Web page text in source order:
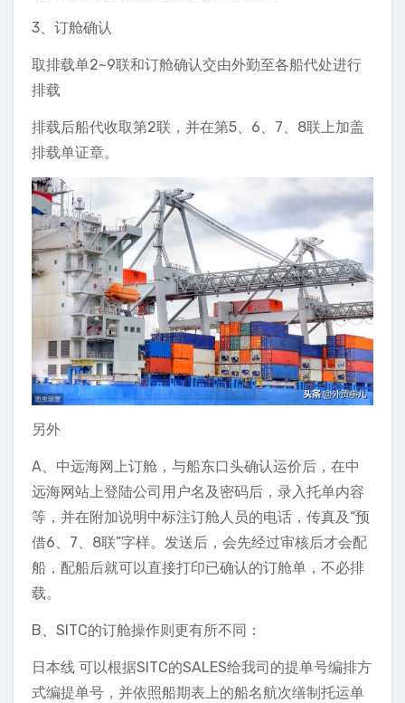
3、订舱确认
取排载单2~9联和订舱确认交由外勤至各船代处进行
排载
排载后船代收取第2联，并在第5、6、7、8联上加盖
排载单证章。
另外
A、中远海网上订舱，与船东口头确认运价后，在中
远海网站上登陆公司用户名及密码后，录入托单内容
等，并在附加说明中标注订舱人员的电话，传真及“预
借6、7、8联”字样。发送后，会先经过审核后才会配
船，配船后就可以直接打印已确认的订舱单，不必排
载。
B、SITC的订舱操作则更有所不同：
日本线 可以根据SITC的SALES给我司的提单号编排方
式编提单号，并依照船期表上的船名航次缮制托运单